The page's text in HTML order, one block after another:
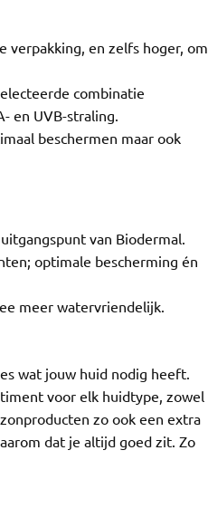
verpakking, en zelfs hoger, om
combinatie
en UVB-straling.
beschermen maar ook
van Biodermal.
optimale bescherming én
meer watervriendelijk.
wat jouw huid nodig heeft.
voor elk huidtype, zowel
zo ook een extra
dat je altijd goed zit. Zo